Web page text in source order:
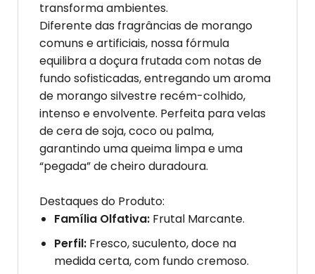
transforma ambientes.
Diferente das fragrâncias de morango
comuns e artificiais, nossa fórmula
equilibra a doçura frutada com notas de
fundo sofisticadas, entregando um aroma
de morango silvestre recém-colhido,
intenso e envolvente. Perfeita para velas
de cera de soja, coco ou palma,
garantindo uma queima limpa e uma
“pegada” de cheiro duradoura.
Destaques do Produto:
Família Olfativa:Frutal Marcante.
Perfil:Fresco, suculento, doce na
medida certa, com fundo cremoso.